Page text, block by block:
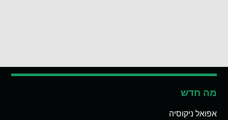
מה חדש
אפואל ניקוסיה